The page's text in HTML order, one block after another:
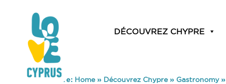
DÉCOUVREZ CHYPRE
You are here: Home» Découvrez Chypre» Gastronomy»